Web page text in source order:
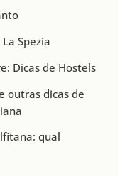
Spezia
Dicas de Hostels
outras dicas de
qual